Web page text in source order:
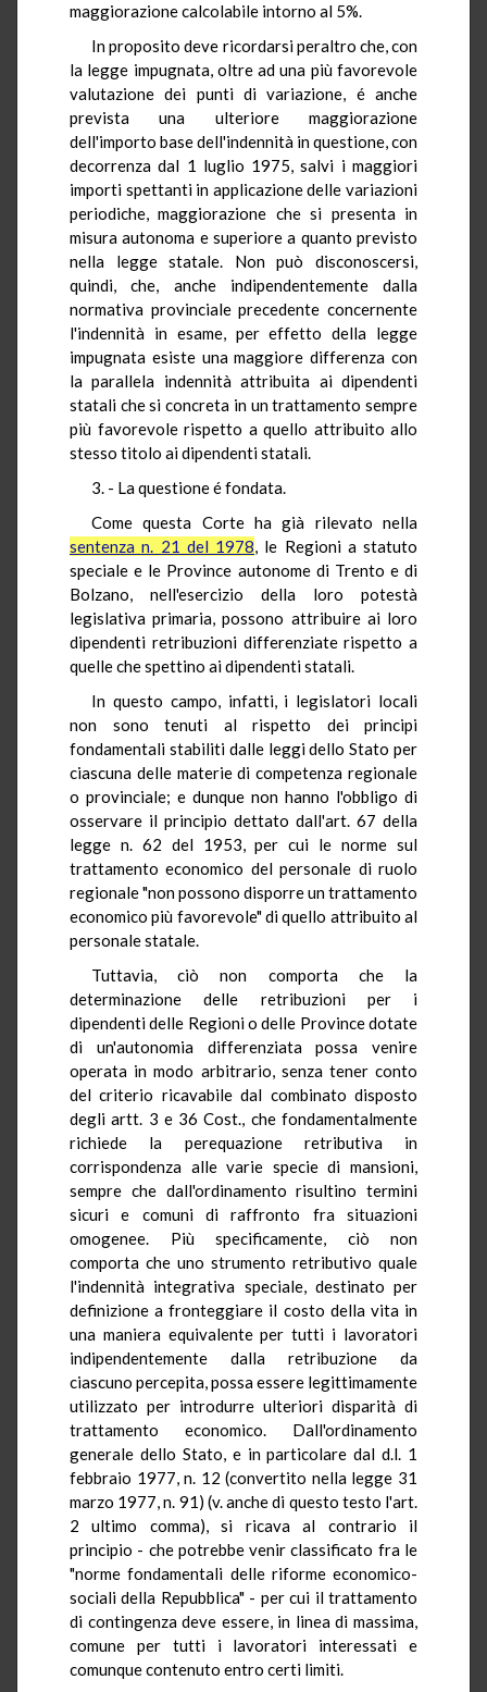
maggiorazione calcolabile intorno al 5%.
In proposito deve ricordarsi peraltro che, con
la legge impugnata, oltre ad una più favorevole
valutazione dei punti di variazione, é anche
prevista una ulteriore maggiorazione
dell'importo base dell'indennità in questione, con
decorrenza dal 1 luglio 1975, salvi i maggiori
importi spettanti in applicazione delle variazioni
periodiche, maggiorazione che si presenta in
misura autonoma e superiore a quanto previsto
nella legge statale. Non può disconoscersi,
quindi, che, anche indipendentemente dalla
normativa provinciale precedente concernente
l'indennità in esame, per effetto della legge
impugnata esiste una maggiore differenza con
la parallela indennità attribuita ai dipendenti
statali che si concreta in un trattamento sempre
più favorevole rispetto a quello attribuito allo
stesso titolo ai dipendenti statali.
3. - La questione é fondata.
Come questa Corte ha già rilevato nella
sentenza n. 21 del 1978, le Regioni a statuto
speciale e le Province autonome di Trento e di
Bolzano, nell'esercizio della loro potestà
legislativa primaria, possono attribuire ai loro
dipendenti retribuzioni differenziate rispetto a
quelle che spettino ai dipendenti statali.
In questo campo, infatti, i legislatori locali
non sono tenuti al rispetto dei principi
fondamentali stabiliti dalle leggi dello Stato per
ciascuna delle materie di competenza regionale
o provinciale; e dunque non hanno l'obbligo di
osservare il principio dettato dall'art. 67 della
legge n. 62 del 1953, per cui le norme sul
trattamento economico del personale di ruolo
regionale "non possono disporre un trattamento
economico più favorevole" di quello attribuito al
personale statale.
Tuttavia, ciò non comporta che la
determinazione delle retribuzioni per i
dipendenti delle Regioni o delle Province dotate
di un'autonomia differenziata possa venire
operata in modo arbitrario, senza tener conto
del criterio ricavabile dal combinato disposto
degli artt. 3 e 36 Cost., che fondamentalmente
richiede la perequazione retributiva in
corrispondenza alle varie specie di mansioni,
sempre che dall'ordinamento risultino termini
sicuri e comuni di raffronto fra situazioni
omogenee. Più specificamente, ciò non
comporta che uno strumento retributivo quale
l'indennità integrativa speciale, destinato per
definizione a fronteggiare il costo della vita in
una maniera equivalente per tutti i lavoratori
indipendentemente dalla retribuzione da
ciascuno percepita, possa essere legittimamente
utilizzato per introdurre ulteriori disparità di
trattamento economico. Dall'ordinamento
generale dello Stato, e in particolare dal d.l. 1
febbraio 1977, n. 12 (convertito nella legge 31
marzo 1977, n. 91) (v. anche di questo testo l'art.
2 ultimo comma), si ricava al contrario il
principio - che potrebbe venir classificato fra le
"norme fondamentali delle riforme economico-
sociali della Repubblica" - per cui il trattamento
di contingenza deve essere, in linea di massima,
comune per tutti i lavoratori interessati e
comunque contenuto entro certi limiti.